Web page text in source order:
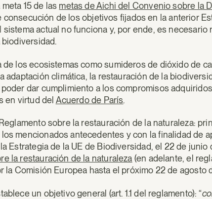
15 de las metas de Aichi del Convenio sobre la
consecución de los objetivos fijados en la anterior
actual no funciona y, por ende, es
de los ecosistemas como sumideros de dióxido de
adaptación climática, la restauración de la
dar cumplimiento a los compromisos
en virtud del Acuerdo de París.
Reglamento sobre la restauración de la naturaleza:
mencionados antecedentes y con la finalidad de
Estrategia de la UE de Biodiversidad, el 22 de
la restauración de la naturaleza (en adelante, el
la Comisión Europea hasta el próximo 22 de agosto
un objetivo general (art. 1.1 del reglamento): “